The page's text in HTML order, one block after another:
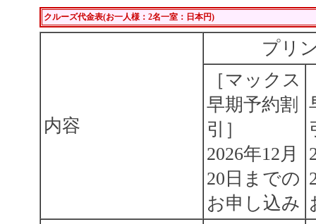
クルーズ代金表(お一人様：2名一室：日本円)
内容
プリ
［マックス
早期予約割
引］
2026年12月
20日までの
お申し込み